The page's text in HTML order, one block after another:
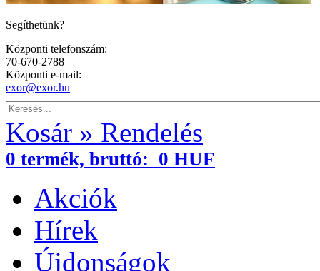
Segíthetünk?
Központi telefonszám:
70-670-2788
Központi e-mail:
exor@exor.hu
Kosár » Rendelés
0 termék, bruttó: 0 HUF
Akciók
Hírek
Újdonságok